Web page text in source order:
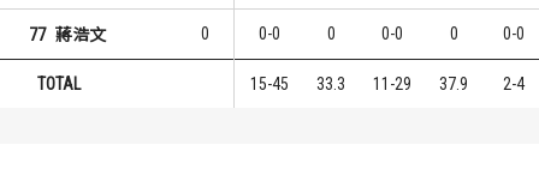
77 蔣浩文 0 0-0 0 0-0 0 0-0
TOTAL 15-45 33.3 11-29 37.9 2-4